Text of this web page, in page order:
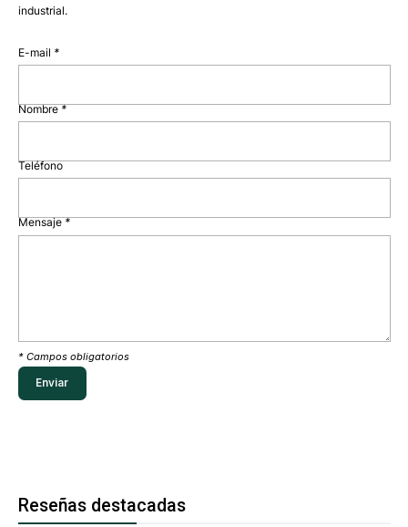
industrial.
E-mail *
Nombre*
Teléfono
Mensaje *
* Campos obligatorios
Reseñas destacadas